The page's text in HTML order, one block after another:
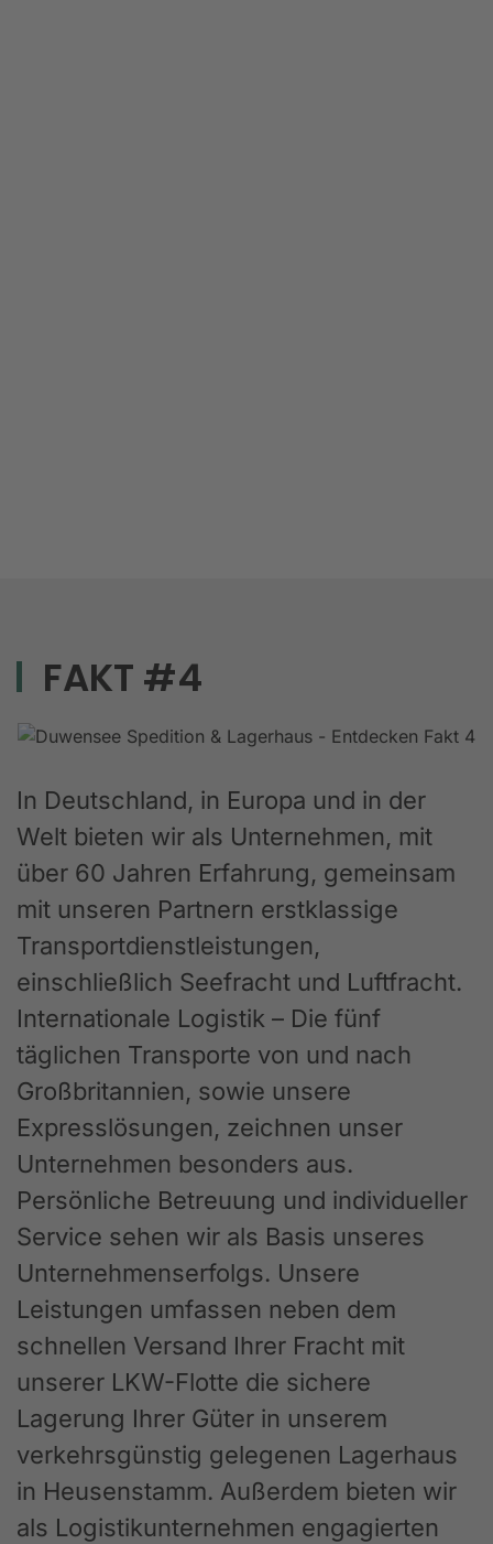
FAKT #4
In Deutschland, in Europa und in der
Welt bieten wir als Unternehmen, mit
über 60 Jahren Erfahrung, gemeinsam
mit unseren Partnern erstklassige
Transportdienstleistungen,
einschließlich Seefracht und Luftfracht.
Internationale Logistik – Die fünf
täglichen Transporte von und nach
Großbritannien, sowie unsere
Expresslösungen, zeichnen unser
Unternehmen besonders aus.
Persönliche Betreuung und individueller
Service sehen wir als Basis unseres
Unternehmenserfolgs. Unsere
Leistungen umfassen neben dem
schnellen Versand Ihrer Fracht mit
unserer LKW-Flotte die sichere
Lagerung Ihrer Güter in unserem
verkehrsgünstig gelegenen Lagerhaus
in Heusenstamm. Außerdem bieten wir
als Logistikunternehmen engagierten